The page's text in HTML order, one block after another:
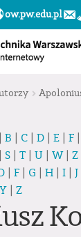
ow.pw.edu.pl
B C| D| E| F|
S| T| U W| Z
| F| G H| I| J|
Y| Z